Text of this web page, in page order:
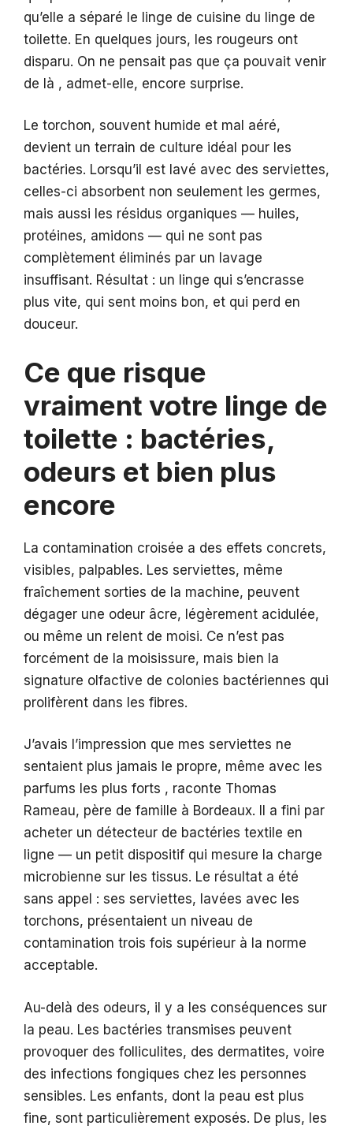
qu’elle a séparé le linge de cuisine du linge de
toilette. En quelques jours, les rougeurs ont
disparu. On ne pensait pas que ça pouvait venir
de là , admet-elle, encore surprise.
Le torchon, souvent humide et mal aéré,
devient un terrain de culture idéal pour les
bactéries. Lorsqu’il est lavé avec des serviettes,
celles-ci absorbent non seulement les germes,
mais aussi les résidus organiques — huiles,
protéines, amidons — qui ne sont pas
complètement éliminés par un lavage
insuffisant. Résultat : un linge qui s’encrasse
plus vite, qui sent moins bon, et qui perd en
douceur.
Ce que risque
vraiment votre linge de
toilette : bactéries,
odeurs et bien plus
encore
La contamination croisée a des effets concrets,
visibles, palpables. Les serviettes, même
fraîchement sorties de la machine, peuvent
dégager une odeur âcre, légèrement acidulée,
ou même un relent de moisi. Ce n’est pas
forcément de la moisissure, mais bien la
signature olfactive de colonies bactériennes qui
prolifèrent dans les fibres.
J’avais l’impression que mes serviettes ne
sentaient plus jamais le propre, même avec les
parfums les plus forts , raconte Thomas
Rameau, père de famille à Bordeaux. Il a fini par
acheter un détecteur de bactéries textile en
ligne — un petit dispositif qui mesure la charge
microbienne sur les tissus. Le résultat a été
sans appel : ses serviettes, lavées avec les
torchons, présentaient un niveau de
contamination trois fois supérieur à la norme
acceptable.
Au-delà des odeurs, il y a les conséquences sur
la peau. Les bactéries transmises peuvent
provoquer des folliculites, des dermatites, voire
des infections fongiques chez les personnes
sensibles. Les enfants, dont la peau est plus
fine, sont particulièrement exposés. De plus, les